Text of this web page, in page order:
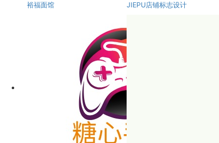
裕福面馆
JIEPU店铺标志设计